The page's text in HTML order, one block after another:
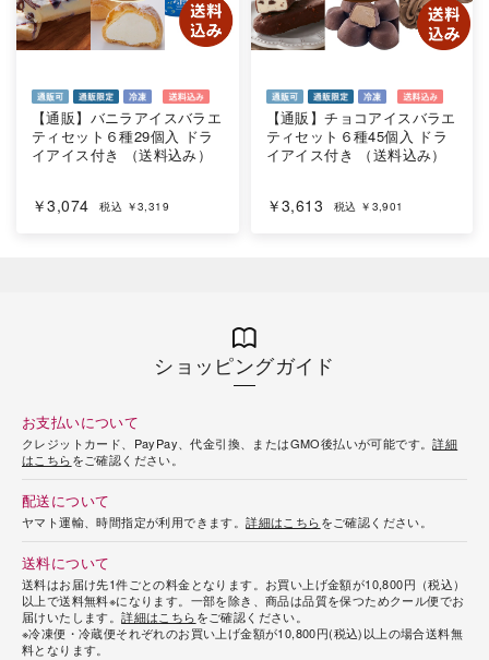
【通販】バニラアイスバラエ
ティセット６種29個入 ドラ
イアイス付き （送料込み）
￥3,074 税込 ￥3,319
【通販】チョコアイスバラエ
ティセット６種45個入 ドラ
イアイス付き （送料込み）
￥3,613 税込 ￥3,901
ショッピングガイド
お支払いについて
クレジットカード、PayPay、代金引換、またはGMO後払いが可能です。詳細
はこちらをご確認ください。
配送について
ヤマト運輸、時間指定が利用できます。詳細はこちらをご確認ください。
送料について
送料はお届け先1件ごとの料金となります。お買い上げ金額が10,800円（税込）
以上で送料無料※になります。一部を除き、商品は品質を保つためクール便でお
届けいたします。詳細はこちらをご確認ください。
※冷凍便・冷蔵便それぞれのお買い上げ金額が10,800円(税込)以上の場合送料無
料となります。